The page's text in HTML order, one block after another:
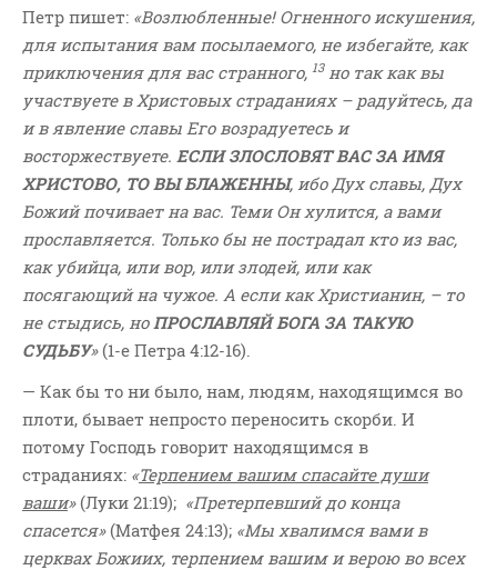
Петр пишет: «Возлюбленные! Огненного искушения,
для испытания вам посылаемого, не избегайте, как
приключения для вас странного, 13но так как вы
участвуете в Христовых страданиях – радуйтесь, да
и в явление славы Его возрадуетесь и
восторжествуете. ЕСЛИ ЗЛОСЛОВЯТ ВАС ЗА ИМЯ
ХРИСТОВО, ТО ВЫ БЛАЖЕННЫ, ибо Дух славы, Дух
Божий почивает на вас. Теми Он хулится, а вами
прославляется. Только бы не пострадал кто из вас,
как убийца, или вор, или злодей, или как
посягающий на чужое. А если как Христианин, – то
не стыдись, но ПРОСЛАВЛЯЙ БОГА ЗА ТАКУЮ
СУДЬБУ»(1-е Петра 4:12-16).
— Как бы то ни было, нам, людям, находящимся во
плоти, бывает непросто переносить скорби. И
потому Господь говорит находящимся в
страданиях: «Терпением вашим спасайте души
ваши»(Луки 21:19); «Претерпевший до конца
спасется»(Матфея 24:13); «Мы хвалимся вами в
церквах Божиих, терпением вашим и верою во всех